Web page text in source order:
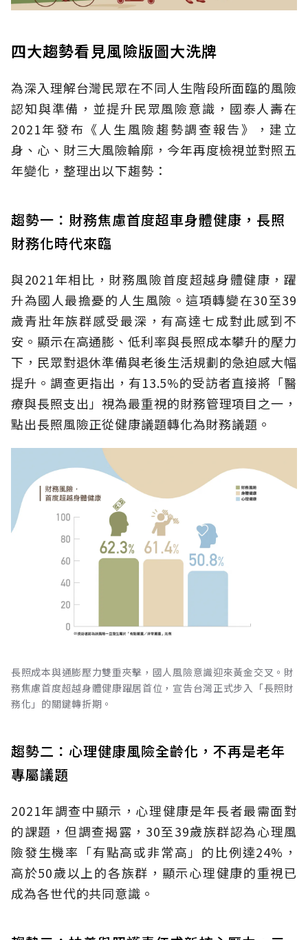
四大趨勢看見風險版圖大洗牌
為深入理解台灣民眾在不同人生階段所面臨的風險
認知與準備，並提升民眾風險意識，國泰人壽在
2021年發布《人生風險趨勢調查報告》，建立
身、心、財三大風險輪廓，今年再度檢視並對照五
年變化，整理出以下趨勢：
趨勢一：財務焦慮首度超車身體健康，長照
財務化時代來臨
與2021年相比，財務風險首度超越身體健康，躍
升為國人最擔憂的人生風險。這項轉變在30至39
歲青壯年族群感受最深，有高達七成對此感到不
安。顯示在高通膨、低利率與長照成本攀升的壓力
下，民眾對退休準備與老後生活規劃的急迫感大幅
提升。調查更指出，有13.5%的受訪者直接將「醫
療與長照支出」視為最重視的財務管理項目之一，
點出長照風險正從健康議題轉化為財務議題。
長照成本與通膨壓力雙重夾擊，國人風險意識迎來黃金交叉。財
務焦慮首度超越身體健康躍居首位，宣告台灣正式步入「長照財
務化」的關鍵轉折期。
趨勢二：心理健康風險全齡化，不再是老年
專屬議題
2021年調查中顯示，心理健康是年長者最需面對
的課題，但調查揭露，30至39歲族群認為心理風
險發生機率「有點高或非常高」的比例達24%，
高於50歲以上的各族群，顯示心理健康的重視已
成為各世代的共同意識。